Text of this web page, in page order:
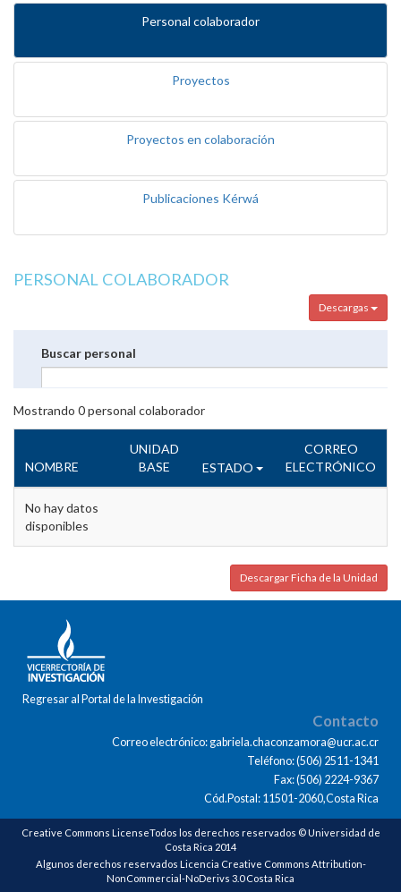
Personal colaborador
Proyectos
Proyectos en colaboración
Publicaciones Kérwá
PERSONAL COLABORADOR
Descargas
Buscar personal
Mostrando 0personal colaborador
NOMBRE
UNIDAD
BASE
ESTADO
CORREO
ELECTRÓNICO
No hay datos
disponibles
Descargar Ficha de la Unidad
Regresar al Portal de la Investigación
Contacto
Correo electrónico: gabriela.chaconzamora@ucr.ac.cr
Teléfono: (506) 2511-1341
Fax: (506) 2224-9367
Cód.Postal: 11501-2060,Costa Rica
Creative Commons LicenseTodos los derechos reservados © Universidad de
Costa Rica 2014
Algunos derechos reservados Licencia Creative Commons Attribution-
NonCommercial-NoDerivs 3.0 Costa Rica